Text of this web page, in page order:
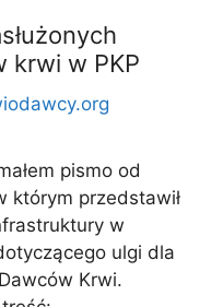
krwi w PKP
pismo od
którym przedstawił
w
ulgi dla
Krwi.